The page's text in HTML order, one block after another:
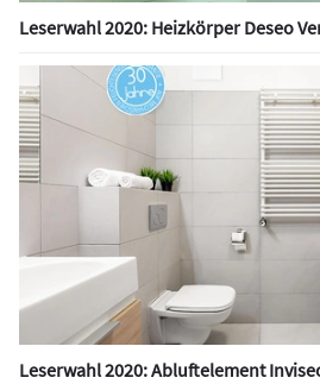
Leserwahl 2020: Heizkörper Deseo
Leserwahl 2020: Abluftelement